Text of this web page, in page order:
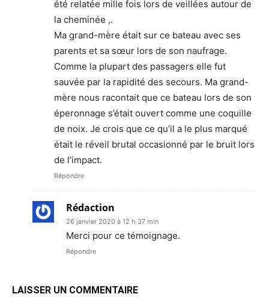
été relatée mille fois lors de veillées autour de
la cheminée ,.
Ma grand-mère était sur ce bateau avec ses
parents et sa sœur lors de son naufrage.
Comme la plupart des passagers elle fut
sauvée par la rapidité des secours. Ma grand-
mère nous racontait que ce bateau lors de son
éperonnage s’était ouvert comme une coquille
de noix. Je crois que ce qu’il a le plus marqué
était le réveil brutal occasionné par le bruit lors
de l’impact.
Répondre
Rédaction
26 janvier 2020 à 12 h 37 min
Merci pour ce témoignage.
Répondre
LAISSER UN COMMENTAIRE